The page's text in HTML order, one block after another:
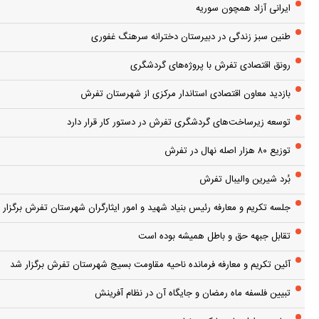
ایرانی آزاد همچون سوریه
طنین سبز زندگی در دبیرستان دخترانه سرهنگ غفوری
رونق اقتصادی تفرش با پروژه‌های گردشگری
بازدید معاون اقتصادی استاندار مرکزی از شهرستان تفرش
توسعه زیرساخت‌های گردشگری تفرش در دستور کار قرار دارد
توزیع ۸۰ هزار اصله نهال در تفرش
بُرد شیرین والیبال تفرش
جلسه تکریم و معارفه رئیس بنیاد شهید و امور ایثارگران شهرستان تفرش
تقابل جبهه حق و باطل همیشه بوده است
آئین تکریم و معارفه فرمانده ناحیه مقاومت بسیج شهرستان تفرش برگزار شد
تبیین فلسفه ماه رمضان و جایگاه آن در نظام آفرینش